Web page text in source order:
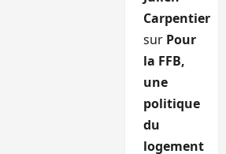
Carpentier
sur Pour
la FFB,
une
politique
du
logement